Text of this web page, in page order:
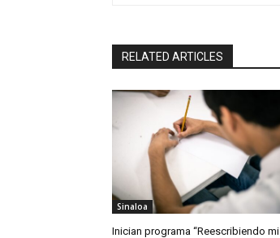
RELATED ARTICLES
Sinaloa
Inician programa “Reescribiendo mi